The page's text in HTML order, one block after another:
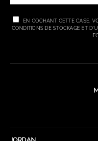
EN COCHANT CETTE CASE,
CONDITIONS DE STOCKAGE ET